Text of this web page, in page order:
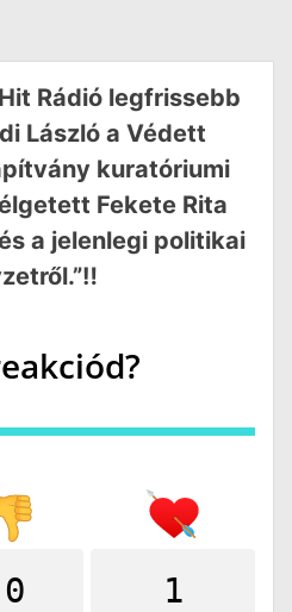
Rádió legfrissebb
László a Védett
kuratóriumi
Fekete Rita
a jelenlegi politikai
0 1